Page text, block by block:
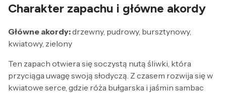
Charakter zapachu i główne akordy
Główne akordy:drzewny, pudrowy, bursztynowy,
kwiatowy, zielony
Ten zapach otwiera się soczystą nutą śliwki, która
przyciąga uwagę swoją słodyczą. Z czasem rozwija się w
kwiatowe serce, gdzie róża bułgarska i jaśmin sambac